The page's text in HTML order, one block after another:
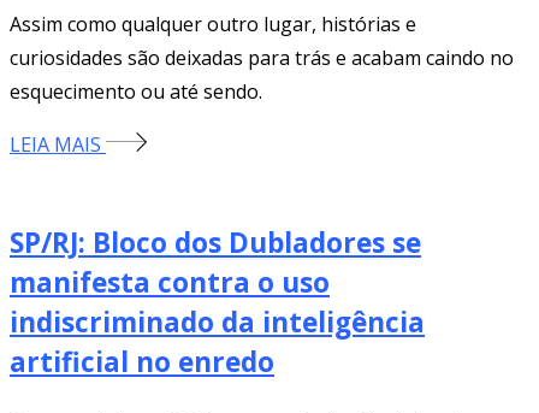
Assim como qualquer outro lugar, histórias e
curiosidades são deixadas para trás e acabam caindo no
esquecimento ou até sendo.
LEIA MAIS
SP/RJ: Bloco dos Dubladores se
manifesta contra o uso
indiscriminado da inteligência
artificial no enredo